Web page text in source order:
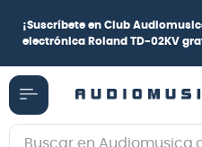
¡Suscríbete en Club
electrónica Roland TD-02KV
Buscar en